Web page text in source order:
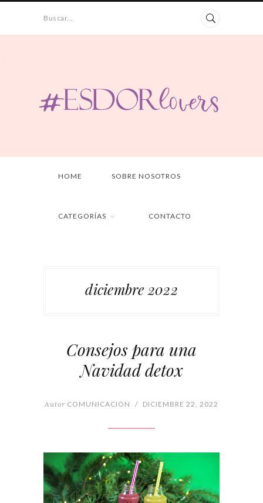
Buscar...
HOME SOBRE NOSOTROS
CATEGORÍAS CONTACTO
diciembre 2022
Consejos para una
Navidad detox
Autor COMUNICACION / DICIEMBRE 22, 2022